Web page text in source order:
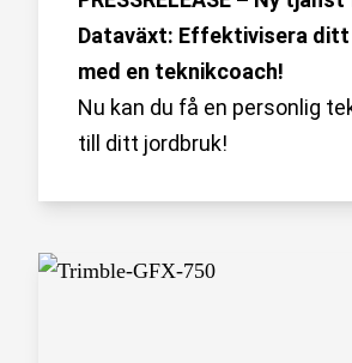
Dataväxt: Effektivisera
med en teknikcoach!
Nu kan du få en personlig
till ditt jordbruk!